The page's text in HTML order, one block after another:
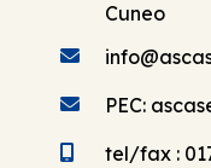
Cuneo
PEC:
tel/fax :